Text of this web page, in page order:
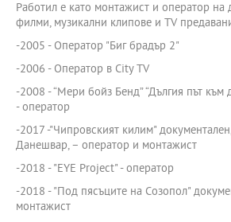
Работил е като монтажист и оператор на
филми, музикални клипове и ТV
-2005 - Оператор "Биг брадър 2"
-2006 - Оператор в City TV
-2008 - “Мери бойз Бенд” “Дългия път към
- оператор
-2017 -"Чипровският килим"
Данешвар, – оператор и монтажист
-2018 - "EYE Project" - оператор
-2018 - "Под пясъците на Созопол"
монтажист